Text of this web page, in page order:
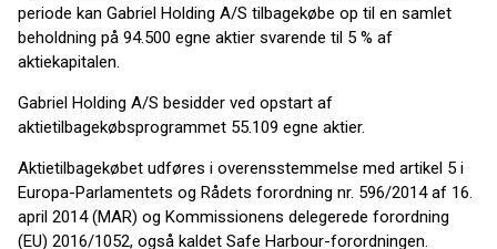
periode kan Gabriel Holding A/S tilbagekøbe op til en samlet
beholdning på 94.500 egne aktier svarende til 5 % af
aktiekapitalen.
Gabriel Holding A/S besidder ved opstart af
aktietilbagekøbsprogrammet 55.109 egne aktier.
Aktietilbagekøbet udføres i overensstemmelse med artikel 5 i
Europa-Parlamentets og Rådets forordning nr. 596/2014 af 16.
april 2014 (MAR) og Kommissionens delegerede forordning
(EU) 2016/1052, også kaldet Safe Harbour-forordningen.